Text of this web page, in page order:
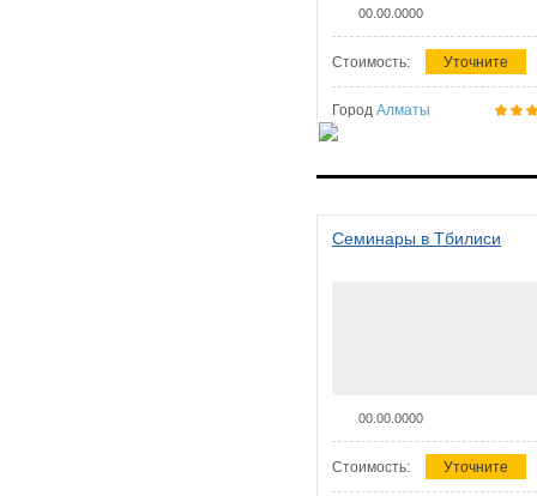
00.00.0000
Стоимость: Уточните
Город Алматы
Семинары в Тбилиси
00.00.0000
Стоимость: Уточните